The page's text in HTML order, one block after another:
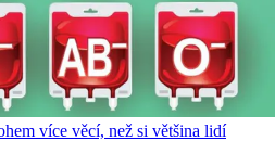
více věcí, než si většina lidí